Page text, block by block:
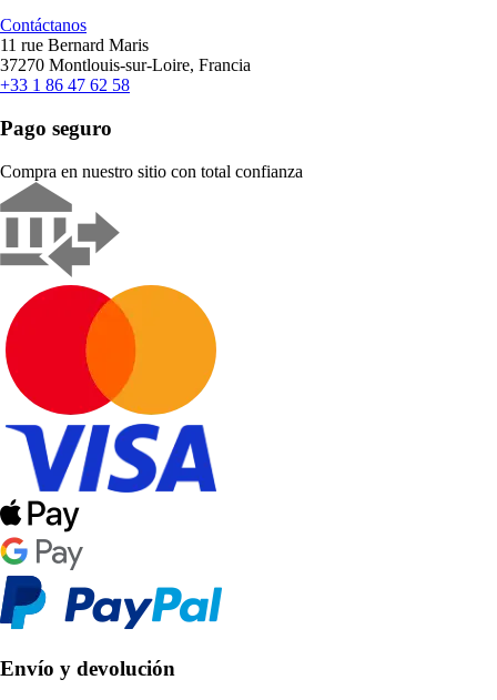
Contáctanos
11 rue Bernard Maris
37270 Montlouis-sur-Loire, Francia
+33 1 86 47 62 58
Pago seguro
Compra en nuestro sitio con total confianza
Envío y devolución